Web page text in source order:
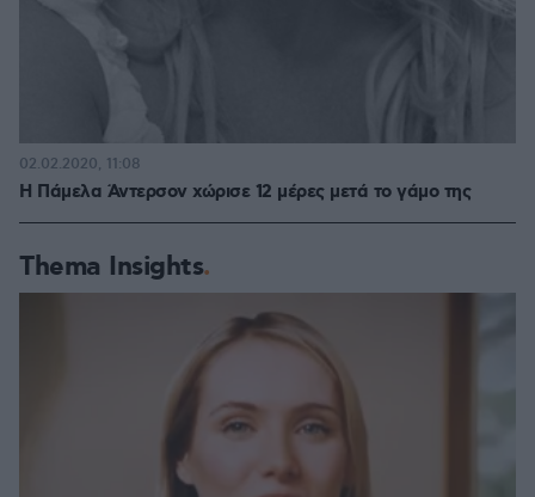
H Πάμελα Άντερσον χώρισε 12 μέρες μετά το γάμο της
02.02.2020, 11:08
Thema Insights